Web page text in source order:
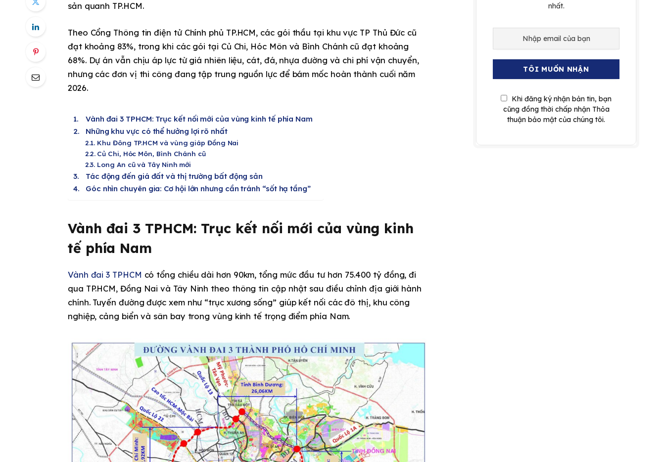
sản quanh TP.HCM.
Theo Cổng Thông tin điện tử Chính phủ TP.HCM, các gói thầu tại khu vực TP Thủ Đức cũ
đạt khoảng 83%, trong khi các gói tại Củ Chi, Hóc Môn và Bình Chánh cũ đạt khoảng
68%. Dự án vẫn chịu áp lực từ giá nhiên liệu, cát, đá, nhựa đường và chi phí vận chuyển,
nhưng các đơn vị thi công đang tập trung nguồn lực để bám mốc hoàn thành cuối năm
2026.
Vành đai 3 TPHCM: Trục kết nối mới của vùng kinh tế phía Nam
Những khu vực có thể hưởng lợi rõ nhất
Khu Đông TP.HCM và vùng giáp Đồng Nai
Củ Chi, Hóc Môn, Bình Chánh cũ
Long An cũ và Tây Ninh mới
Tác động đến giá đất và thị trường bất động sản
Góc nhìn chuyên gia: Cơ hội lớn nhưng cần tránh “sốt hạ tầng”
Vành đai 3 TPHCM: Trục kết nối mới của vùng kinh
tế phía Nam
Vành đai 3 TPHCM có tổng chiều dài hơn 90km, tổng mức đầu tư hơn 75.400 tỷ đồng, đi
qua TP.HCM, Đồng Nai và Tây Ninh theo thông tin cập nhật sau điều chỉnh địa giới hành
chính. Tuyến đường được xem như “trục xương sống” giúp kết nối các đô thị, khu công
nghiệp, cảng biển và sân bay trong vùng kinh tế trọng điểm phía Nam.
nhất.
Khi đăng ký nhận bản tin, bạn
cũng đồng thời chấp nhận Thỏa
thuận bảo mật của chúng tôi.